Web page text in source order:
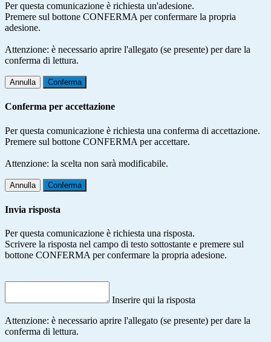
Per questa comunicazione è richiesta un'adesione.
Premere sul bottone CONFERMA per confermare la propria
adesione.
Attenzione: è necessario aprire l'allegato (se presente) per dare la
conferma di lettura.
Annulla Conferma
Conferma per accettazione
Per questa comunicazione è richiesta una conferma di accettazione.
Premere sul bottone CONFERMA per accettare.
Attenzione: la scelta non sarà modificabile.
Annulla Conferma
Invia risposta
Per questa comunicazione è richiesta una risposta.
Scrivere la risposta nel campo di testo sottostante e premere sul
bottone CONFERMA per confermare la propria adesione.
Inserire qui la risposta
Attenzione: è necessario aprire l'allegato (se presente) per dare la
conferma di lettura.